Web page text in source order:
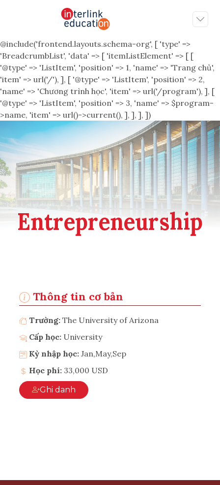
@include('frontend.layouts.schema-org', [ 'type' =>
'BreadcrumbList', 'data' => [ 'itemListElement' => [ [
'@type' => 'ListItem', 'position' => 1, 'name' => 'Trang chủ',
'item' => url('/'), ], [ '@type' => 'ListItem', 'position' => 2,
'name' => 'Chương trình học', 'item' => url('/program'), ], [
'@type' => 'ListItem', 'position' => 3, 'name' => $program-
>name, 'item' => url()->current(), ], ], ], ])
Entrepreneurship
Thông tin cơ bản
Trường: The University of Arizona
Cấp học: University
Kỳ nhập học: Jan,May,Sep
Học phí: 33,000 USD
Ghi danh